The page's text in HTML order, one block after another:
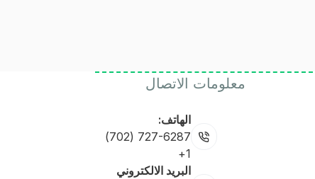
معلومات الاتصال
الهاتف:
727-6287 (702)
1+
البريد الالكتروني